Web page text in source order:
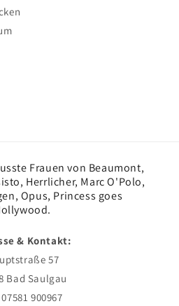
Frauen von Beaumont,
Herrlicher, Marc O'Polo,
Opus, Princess goes
& Kontakt:
57
Bad Saulgau
900967